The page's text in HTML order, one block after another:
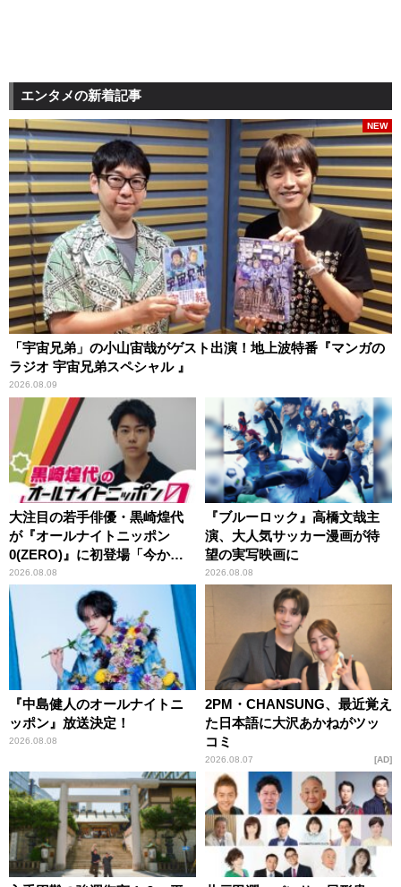
エンタメの新着記事
「宇宙兄弟」の小山宙哉がゲスト出演！地上波特番『マンガの
ラジオ 宇宙兄弟スペシャル 』
2026.08.09
NEW
大注目の若手俳優・黒崎煌代
が『オールナイトニッポン
0(ZERO)』に初登場「今から
とてもワクワクしておりま
す！」
2026.08.08
『ブルーロック』高橋文哉主
演、大人気サッカー漫画が待
望の実写映画に
2026.08.08
『中島健人のオールナイトニ
ッポン』放送決定！
2026.08.08
2PM・CHANSUNG、最近覚え
た日本語に大沢あかねがツッ
コミ
2026.08.07 AD